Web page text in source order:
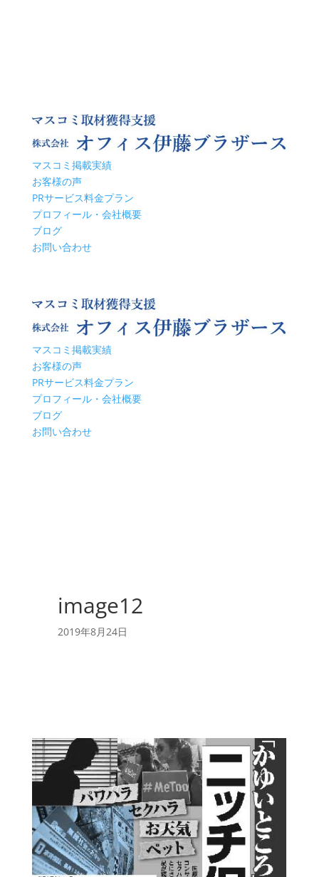
マスコミ掲載実績
お客様の声
PRサービス料金プラン
プロフィール・会社概要
ブログ
お問い合わせ
マスコミ掲載実績
お客様の声
PRサービス料金プラン
プロフィール・会社概要
ブログ
お問い合わせ
image12
2019年8月24日